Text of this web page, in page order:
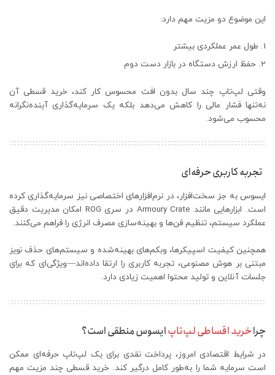
این موضوع دو مزیت مهم دارد:
طول عمر عملکردی بیشتر
حفظ ارزش دستگاه در بازار دست دوم
وقتی لپ‌تاپ چند سال بدون افت محسوس کار کند، خرید قسطی آن
نه‌تنها فشار مالی را کاهش می‌دهد بلکه یک سرمایه‌گذاری آینده‌نگرانه
محسوب می‌شود.
تجربه کاربری حرفه‌ای
ایسوس به جز سخت‌افزار، در نرم‌افزارهای اختصاصی نیز سرمایه‌گذاری کرده
است. ابزارهایی مانند Armoury Crate در سری ROG امکان مدیریت دقیق
عملکرد سیستم، تنظیم فن‌ها و بهینه‌سازی مصرف انرژی را فراهم می‌کنند.
همچنین کیفیت اسپیکرها، وبکم‌های بهینه‌شده و سیستم‌های حذف نویز
مبتنی بر هوش مصنوعی، تجربه کاربری را ارتقا داده‌اند—ویژگی‌ای که برای
جلسات آنلاین و تولید محتوا اهمیت زیادی دارد.
چراخرید اقساطی لپ‌تاپایسوس منطقی است؟
در شرایط اقتصادی امروز، پرداخت نقدی برای یک لپ‌تاپ حرفه‌ای ممکن
است سرمایه شما را به‌طور کامل درگیر کند. خرید قسطی چند مزیت مهم